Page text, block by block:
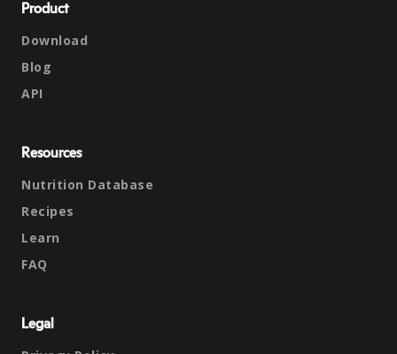
Product
Download
Blog
API
Resources
Nutrition Database
Recipes
Learn
FAQ
Legal